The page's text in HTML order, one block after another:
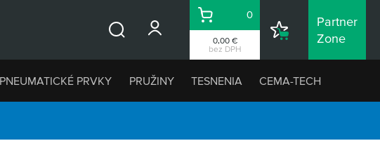
0,00 €
bez DPH
Košík
0
Nákupný
Partner
Zone
PNEUMATICKÉ PRVKY PRUŽINY TESNENIA CEMA-TECH